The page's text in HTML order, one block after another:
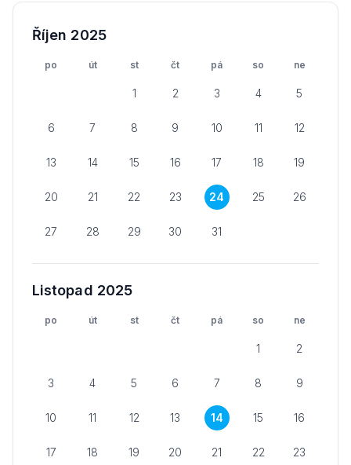
Říjen 2025
po út st čt pá so ne
1 2 3 4 5
6 7 8 9 10 11 12
13 14 15 16 17 18 19
20 21 22 23 24 25 26
27 28 29 30 31
Listopad 2025
po út st čt pá so ne
1 2
3 4 5 6 7 8 9
10 11 12 13 14 15 16
17 18 19 20 21 22 23